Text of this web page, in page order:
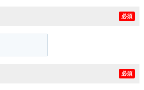
必須
必須